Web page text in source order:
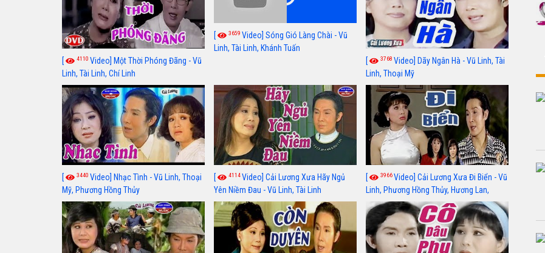
[ 4110 Video] Một Thời Phóng Đãng - Vũ
Linh, Tài Linh, Chí Linh
[ 3659 Video] Sóng Gió Làng Chài - Vũ
Linh, Tài Linh, Khánh Tuấn
[
3768 Video] Dãy Ngân Hà - Vũ Linh, Tài
Linh, Thoại Mỹ
[ 3440 Video] Nhạc Tình - Vũ Linh, Thoại
Mỹ, Phương Hồng Thủy
[ 4114Video] Cải Lương Xưa Hãy Ngủ
Yên Niềm Đau - Vũ Linh, Tài Linh
[ 3966Video] Cải Lương Xưa Đi Biển - Vũ
Linh, Phương Hồng Thủy, Hương Lan,
Thanh Hằng